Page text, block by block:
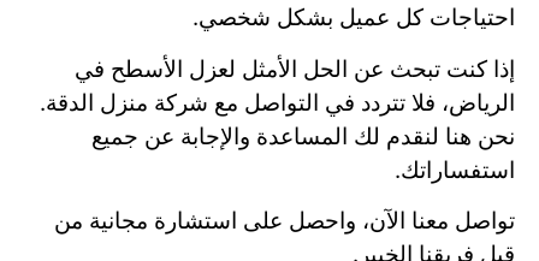
احتياجات كل عميل بشكل شخصي.
إذا كنت تبحث عن الحل الأمثل لعزل الأسطح في
الرياض، فلا تتردد في التواصل مع شركة منزل الدقة.
نحن هنا لنقدم لك المساعدة والإجابة عن جميع
استفساراتك.
تواصل معنا الآن، واحصل على استشارة مجانية من
قبل فريقنا الخبير.